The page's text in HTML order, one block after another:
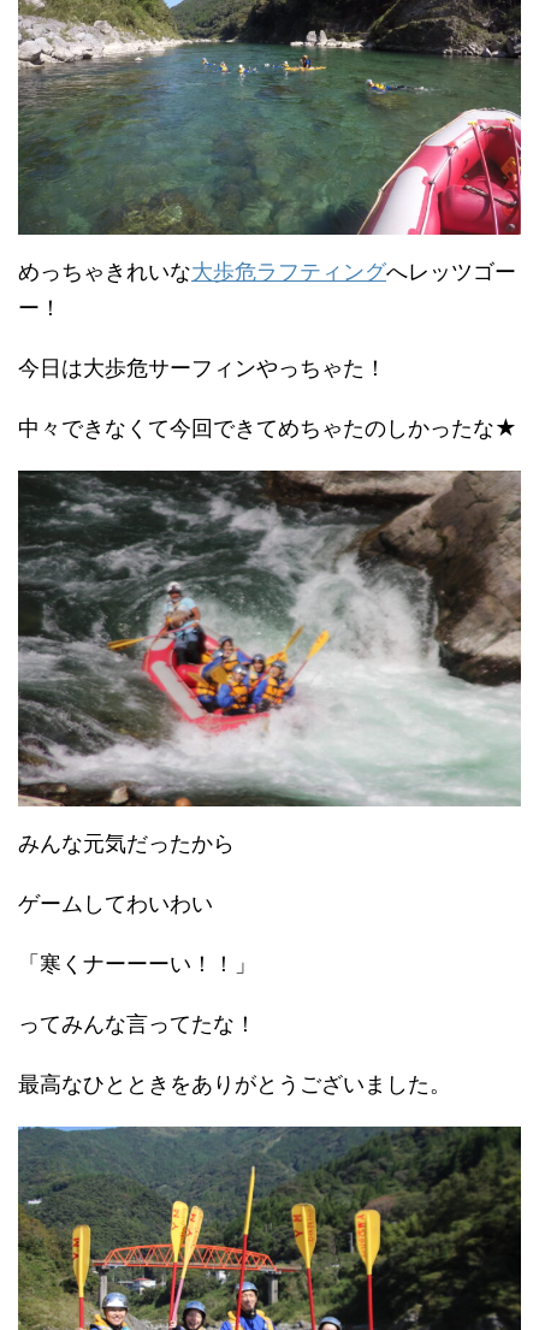
めっちゃきれいな大歩危ラフティングへレッツゴー
ー！
今日は大歩危サーフィンやっちゃた！
中々できなくて今回できてめちゃたのしかったな★
みんな元気だったから
ゲームしてわいわい
「寒くナーーーい！！」
ってみんな言ってたな！
最高なひとときをありがとうございました。